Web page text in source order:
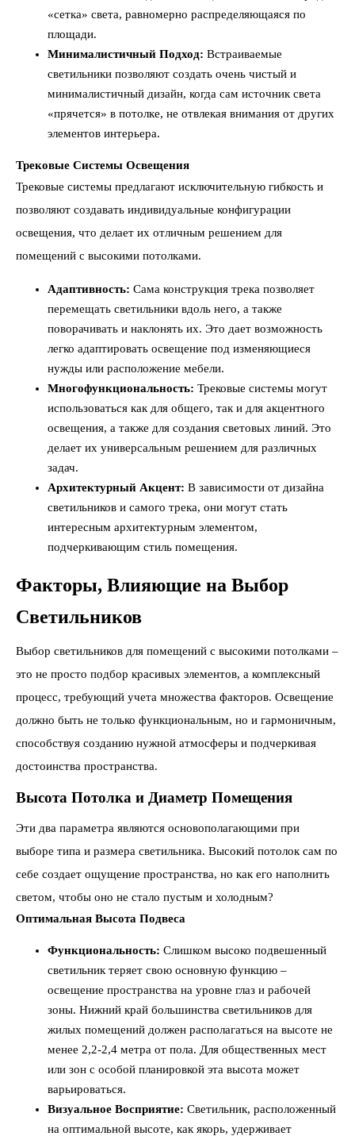
«сетка» света, равномерно распределяющаяся по
площади.
Минималистичный Подход: Встраиваемые
светильники позволяют создать очень чистый и
минималистичный дизайн, когда сам источник света
«прячется» в потолке, не отвлекая внимания от других
элементов интерьера.
Трековые Системы Освещения
Трековые системы предлагают исключительную гибкость и
позволяют создавать индивидуальные конфигурации
освещения, что делает их отличным решением для
помещений с высокими потолками.
Адаптивность: Сама конструкция трека позволяет
перемещать светильники вдоль него, а также
поворачивать и наклонять их. Это дает возможность
легко адаптировать освещение под изменяющиеся
нужды или расположение мебели.
Многофункциональность: Трековые системы могут
использоваться как для общего, так и для акцентного
освещения, а также для создания световых линий. Это
делает их универсальным решением для различных
задач.
Архитектурный Акцент: В зависимости от дизайна
светильников и самого трека, они могут стать
интересным архитектурным элементом,
подчеркивающим стиль помещения.
Факторы, Влияющие на Выбор
Светильников
Выбор светильников для помещений с высокими потолками –
это не просто подбор красивых элементов, а комплексный
процесс, требующий учета множества факторов. Освещение
должно быть не только функциональным, но и гармоничным,
способствуя созданию нужной атмосферы и подчеркивая
достоинства пространства.
Высота Потолка и Диаметр Помещения
Эти два параметра являются основополагающими при
выборе типа и размера светильника. Высокий потолок сам по
себе создает ощущение пространства, но как его наполнить
светом, чтобы оно не стало пустым и холодным?
Оптимальная Высота Подвеса
Функциональность: Слишком высоко подвешенный
светильник теряет свою основную функцию –
освещение пространства на уровне глаз и рабочей
зоны. Нижний край большинства светильников для
жилых помещений должен располагаться на высоте не
менее 2,2-2,4 метра от пола. Для общественных мест
или зон с особой планировкой эта высота может
варьироваться.
Визуальное Восприятие: Светильник, расположенный
на оптимальной высоте, как якорь, удерживает